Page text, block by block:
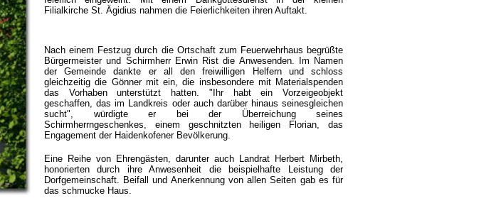
Filialkirche St. Ägidius nahmen die Feierlichkeiten ihren Auftakt.
Nach einem Festzug durch die Ortschaft zum Feuerwehrhaus begrüßte
Bürgermeister und Schirmherr Erwin Rist die Anwesenden. Im Namen
der Gemeinde dankte er all den freiwilligen Helfern und schloss
gleichzeitig die Gönner mit ein, die insbesondere mit Materialspenden
das Vorhaben unterstützt hatten. "Ihr habt ein Vorzeigeobjekt
geschaffen, das im Landkreis oder auch darüber hinaus seinesgleichen
sucht", würdigte er bei der Überreichung seines
Schirmherrngeschenkes, einem geschnitzten heiligen Florian, das
Engagement der Haidenkofener Bevölkerung.
Eine Reihe von Ehrengästen, darunter auch Landrat Herbert Mirbeth,
honorierten durch ihre Anwesenheit die beispielhafte Leistung der
Dorfgemeinschaft. Beifall und Anerkennung von allen Seiten gab es für
das schmucke Haus.